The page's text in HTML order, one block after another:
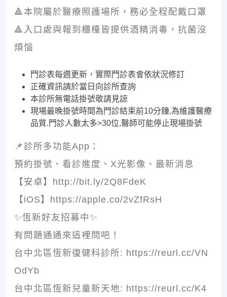
🔺本院屬於醫療照護場所，務必全程配戴口罩
🔺入口處與報到櫃檯皆提供酒精消毒，抗菌沒
煩惱
門診表每週更新，實際門診表會依狀況修訂
正確資訊請於當日向診所查詢
本診所無電話掛號敬請見諒
現場最晚掛號時間為門診結束前10分鐘,為維護醫療
品質.門診人數太多>30位,醫師可能停止現場掛號
📌診所多功能App：
預約掛號、看診進度、X光影像、最新消息
【安卓】http://bit.ly/2Q8FdeK
【iOS】https://apple.co/2vZfRsH
✨恆新好友招募中✨
有問題通通來這裡問吧！
台中北區恆新復健科診所: https://reurl.cc/VN
OdYb
台中北區恆新兒童新天地: https://reurl.cc/K4